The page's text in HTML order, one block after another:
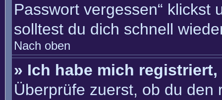
Passwort vergessen“ klickst
solltest du dich schnell
Nach oben
» Ich habe mich
Überprüfe zuerst, ob du den